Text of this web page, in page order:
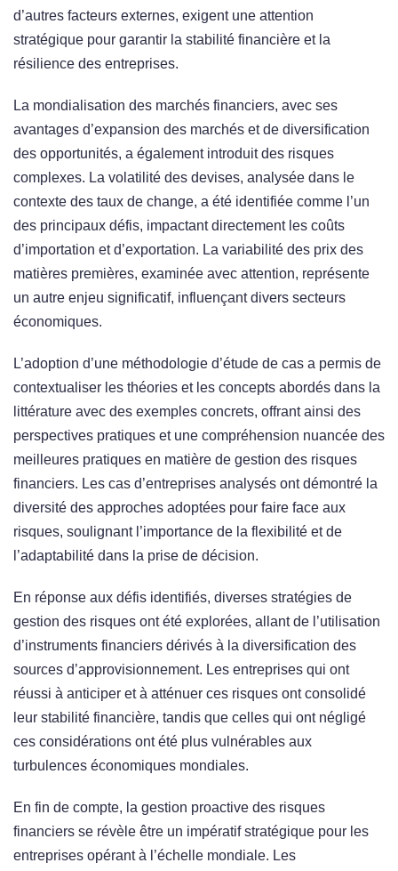
d’autres facteurs externes, exigent une attention
stratégique pour garantir la stabilité financière et la
résilience des entreprises.
La mondialisation des marchés financiers, avec ses
avantages d’expansion des marchés et de diversification
des opportunités, a également introduit des risques
complexes. La volatilité des devises, analysée dans le
contexte des taux de change, a été identifiée comme l’un
des principaux défis, impactant directement les coûts
d’importation et d’exportation. La variabilité des prix des
matières premières, examinée avec attention, représente
un autre enjeu significatif, influençant divers secteurs
économiques.
L’adoption d’une méthodologie d’étude de cas a permis de
contextualiser les théories et les concepts abordés dans la
littérature avec des exemples concrets, offrant ainsi des
perspectives pratiques et une compréhension nuancée des
meilleures pratiques en matière de gestion des risques
financiers. Les cas d’entreprises analysés ont démontré la
diversité des approches adoptées pour faire face aux
risques, soulignant l’importance de la flexibilité et de
l’adaptabilité dans la prise de décision.
En réponse aux défis identifiés, diverses stratégies de
gestion des risques ont été explorées, allant de l’utilisation
d’instruments financiers dérivés à la diversification des
sources d’approvisionnement. Les entreprises qui ont
réussi à anticiper et à atténuer ces risques ont consolidé
leur stabilité financière, tandis que celles qui ont négligé
ces considérations ont été plus vulnérables aux
turbulences économiques mondiales.
En fin de compte, la gestion proactive des risques
financiers se révèle être un impératif stratégique pour les
entreprises opérant à l’échelle mondiale. Les